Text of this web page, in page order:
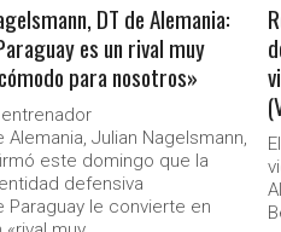
DT de Alemania:
es un rival muy
para nosotros»
entrenador
Alemania, Julian Nagelsmann,
este domingo que la
defensiva
Paraguay le convierte en